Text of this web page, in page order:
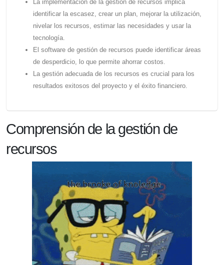
La implementación de la gestión de recursos implica
identificar la escasez, crear un plan, mejorar la utilización,
nivelar los recursos, estimar las necesidades y usar la
tecnología.
El software de gestión de recursos puede identificar áreas
de desperdicio, lo que permite ahorrar costos.
La gestión adecuada de los recursos es crucial para los
resultados exitosos del proyecto y el éxito financiero.
Comprensión de la gestión de
recursos